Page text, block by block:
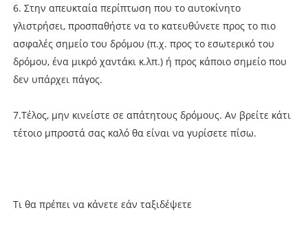
6. Στην απευκταία περίπτωση που το αυτοκίνητο
γλιστρήσει, προσπαθήστε να το κατευθύνετε προς το πιο
ασφαλές σημείο του δρόμου (π.χ. προς το εσωτερικό του
δρόμου, ένα μικρό χαντάκι κ.λπ.) ή προς κάποιο σημείο που
δεν υπάρχει πάγος.
7.Τέλος, μην κινείστε σε απάτητους δρόμους. Αν βρείτε κάτι
τέτοιο μπροστά σας καλό θα είναι να γυρίσετε πίσω.
Τι θα πρέπει να κάνετε εάν ταξιδέψετε